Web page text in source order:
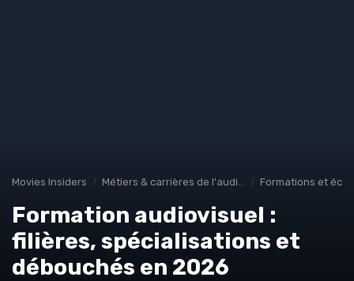
Movies Insiders Métiers & carrières de l'audiovisuel Formations et
Formation audiovisuel :
filières, spécialisations et
débouchés en 2026